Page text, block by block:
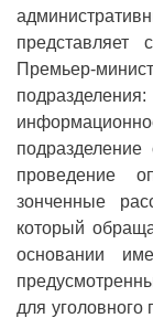
представляет
Премьер-
проведение
зонченные
который
основании
для уголовного